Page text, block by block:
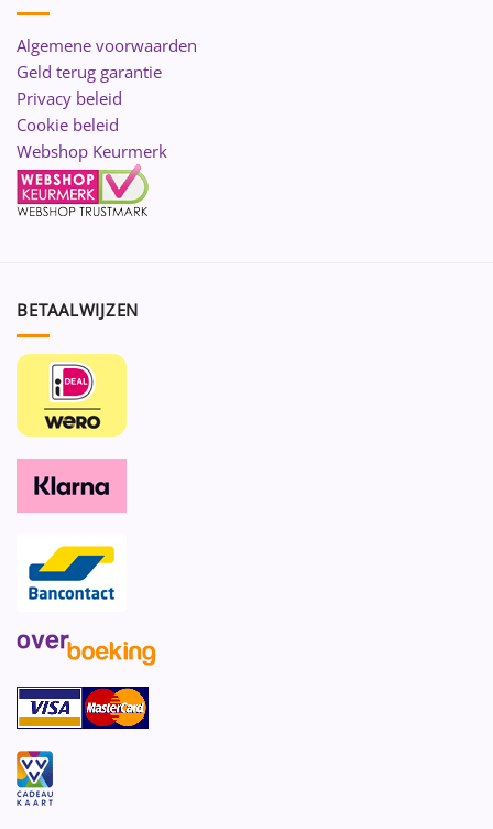
Algemene voorwaarden
Geld terug garantie
Privacy beleid
Cookie beleid
Webshop Keurmerk
BETAALWIJZEN